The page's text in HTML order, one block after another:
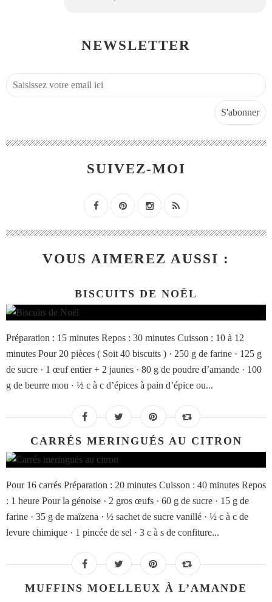
NEWSLETTER
SUIVEZ-MOI
VOUS AIMEREZ AUSSI :
BISCUITS DE NOËL
Préparation : 15 minutes Repos : 30 minutes Cuisson : 10 à 12
minutes Pour 20 pièces ( Soit 40 biscuits ) · 250 g de farine · 125 g
de sucre · 1 œuf entier + 2 jaunes · 80 g de poudre d’amande · 100
g de beurre mou · ½ c à c d’épices à pain d’épice ou...
CARRÉS MERINGUÉS AU CITRON
Pour 16 carrés Préparation : 20 minutes Cuisson : 40 minutes Repos
: 1 heure Pour la génoise · 2 gros œufs · 60 g de sucre · 15 g de
farine · 35 g de maïzena · ½ sachet de sucre vanillé · ½ c à c de
levure chimique · 1 pincée de sel · 3 c à s de confiture...
MUFFINS MOELLEUX À L’AMANDE